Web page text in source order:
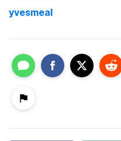
yvesmeal